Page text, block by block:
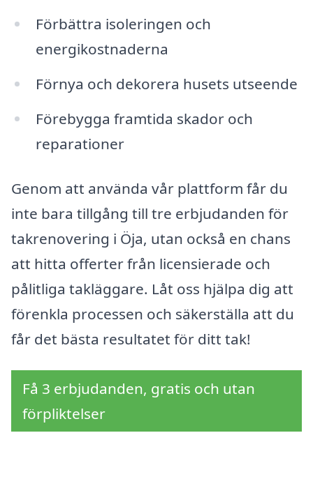
Förbättra isoleringen och
energikostnaderna
Förnya och dekorera husets utseende
Förebygga framtida skador och
reparationer
Genom att använda vår plattform får du
inte bara tillgång till tre erbjudanden för
takrenovering i Öja, utan också en chans
att hitta offerter från licensierade och
pålitliga takläggare. Låt oss hjälpa dig att
förenkla processen och säkerställa att du
får det bästa resultatet för ditt tak!
Få 3 erbjudanden, gratis och utan
förpliktelser